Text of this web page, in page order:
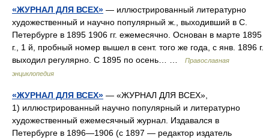
«ЖУРНАЛ ДЛЯ ВСЕХ» — иллюстрированный литературно
художественный и научно популярный ж., выходивший в С.
Петербурге в 1895 1906 гг. ежемесячно. Основан в марте 1895
г., 1 й, пробный номер вышел в сент. того же года, с янв. 1896 г.
выходил регулярно. С 1895 по осень… …
Православная
энциклопедия
«ЖУРНАЛ ДЛЯ ВСЕХ» — «ЖУРНАЛ ДЛЯ ВСЕХ»,
1) иллюстрированный научно популярный и литературно
художественный ежемесячный журнал. Издавался в
Петербурге в 1896—1906 (с 1897 — редактор издатель